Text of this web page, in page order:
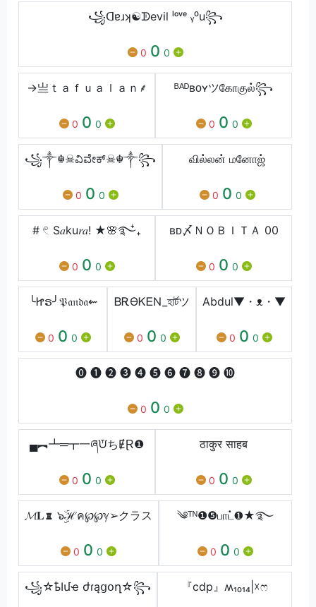
꧁ᗡɐɹʞ☯ᗫevil ˡᵒᵛᵉ ᵧ⁰u꧂
0 0 0
→ㅤ亗ｔａｆｕａｌａｎ⸙
0 0 0
ᴮᴬᴰʙᴏʏツகோகுல்꧂
0 0 0
꧁༒☬☠ವಿವೇಕ್☠︎☬༒꧂
0 0 0
வில்லன் மனோஜ்
0 0 0
# 𓏲 S𝑎ku𝑟𝑎! ★🌸࿐໋₊
0 0 0
ʙᴅ〆ＮＯＢＩＴＡ 00
0 0 0
╰Ꮵຣ╯𝔓𝔞𝔫𝔡𝔞⇜
0 0 0
ᏴᎡϴᏦᎬΝ_হার্টツ
0 0 0
Abdul▼・ᴥ・▼
0 0 0
🄌 ➊ ➋ ➌ ➍ ➎ ➏ ➐ ➑ ➒ ➓
0 0 0
▄︻┻═┳一ཞᙈちɆⱤ❶
0 0 0
ठाकुर साहब
0 0 0
𝓜𝐋♜ ๖ۣۜℋค℘℘ℽ➢クラス
0 0 0
༄ᵀᴺ❶❺பாட்❶★࿐
0 0 0
꧁☆ҍӀմҽ ժɾąցօղ☆꧂ 『cdp』ʍ₁₀₁₄|☓ෆ